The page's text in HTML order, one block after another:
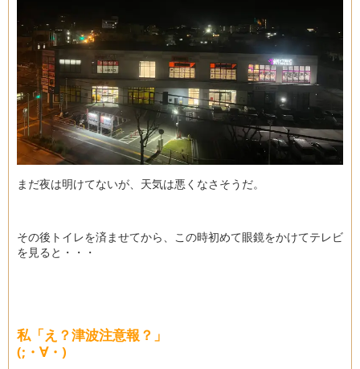
まだ夜は明けてないが、天気は悪くなさそうだ。
その後トイレを済ませてから、この時初めて眼鏡をかけてテレビ
を見ると・・・
私「え？津波注意報？」
(;・∀・)